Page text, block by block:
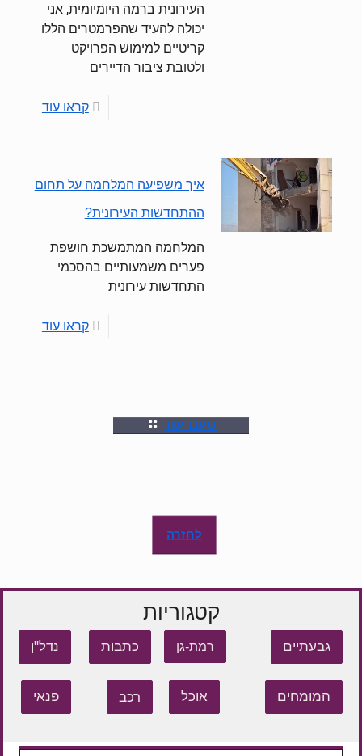
העירונית ברמה היומיומית, אני
יכולה להעיד שהפרמטרים הללו
קריטיים למימוש הפרויקט
ולטובת ציבור הדיירים
קראו עוד
איך משפיעה המלחמה על תחום
ההתחדשות העירונית?
המלחמה המתמשכת חושפת
פערים משמעותיים בהסכמי
התחדשות עירונית
קראו עוד
טענו עוד
לחזרה
קטגוריות
גבעתיים רמת-גן כתבות נדל"ן
המומחים אוכל רכב פנאי